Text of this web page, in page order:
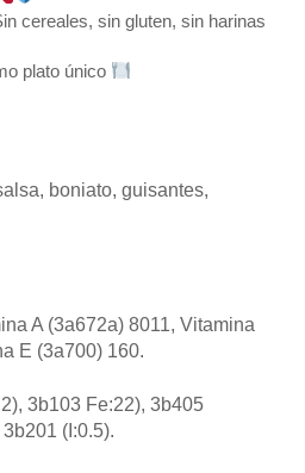
cereales, sin gluten, sin harinas
plato único
boniato, guisantes,
A (3a672a) 8011, Vitamina
E (3a700) 160.
3b103 Fe:22), 3b405
(I:0.5).